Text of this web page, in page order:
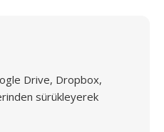
Drive, Dropbox,
sürükleyerek